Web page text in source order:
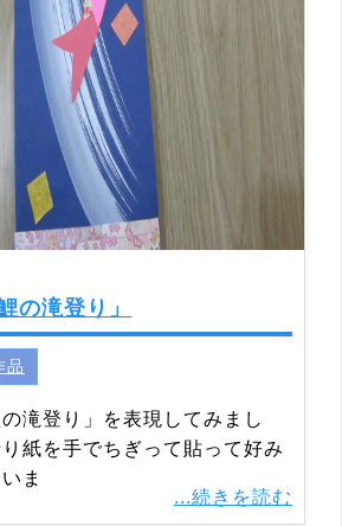
の滝登り」
品
滝登り」を表現してみまし
紙を手でちぎって貼って好み
ま
...続きを読む